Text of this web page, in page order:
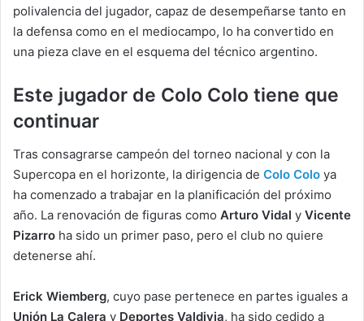
polivalencia del jugador, capaz de desempeñarse tanto en
la defensa como en el mediocampo, lo ha convertido en
una pieza clave en el esquema del técnico argentino.
Este jugador de Colo Colo tiene que
continuar
Tras consagrarse campeón del torneo nacional y con la
Supercopa en el horizonte, la dirigencia de Colo Colo ya
ha comenzado a trabajar en la planificación del próximo
año. La renovación de figuras como Arturo Vidal y Vicente
Pizarro ha sido un primer paso, pero el club no quiere
detenerse ahí.
Erick Wiemberg, cuyo pase pertenece en partes iguales a
Unión La Calera y Deportes Valdivia, ha sido cedido a